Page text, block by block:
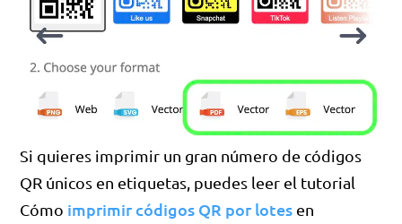
Si quieres imprimir un gran número de códigos
QR únicos en etiquetas, puedes leer el tutorial
Cómo imprimir códigos QR por lotes en